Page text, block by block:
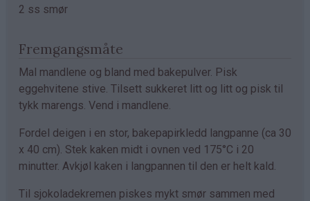
2 ss smør
Fremgangsmåte
Mal mandlene og bland med bakepulver. Pisk
eggehvitene stive. Tilsett sukkeret litt og litt og pisk til
tykk marengs. Vend i mandlene.
Fordel deigen i en stor, bakepapirkledd langpanne (ca 30
x 40 cm). Stek kaken midt i ovnen ved 175°C i 20
minutter. Avkjøl kaken i langpannen til den er helt kald.
Til sjokoladekremen piskes mykt smør sammen med